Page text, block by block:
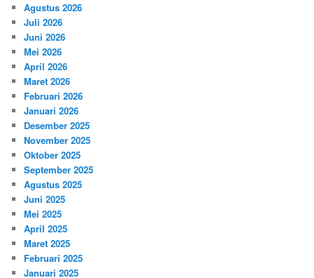
Agustus 2026
Juli 2026
Juni 2026
Mei 2026
April 2026
Maret 2026
Februari 2026
Januari 2026
Desember 2025
November 2025
Oktober 2025
September 2025
Agustus 2025
Juni 2025
Mei 2025
April 2025
Maret 2025
Februari 2025
Januari 2025